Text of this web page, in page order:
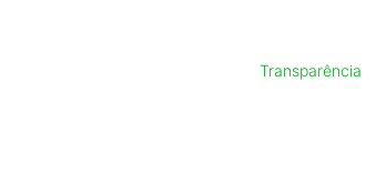
Transparência